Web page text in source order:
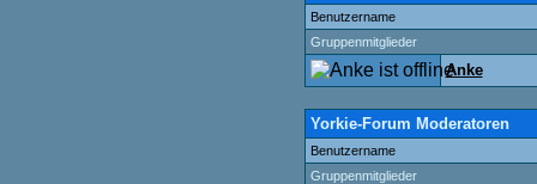
Benutzername
Gruppenmitglieder
Anke
Yorkie-Forum Moderatoren
Benutzername
Gruppenmitglieder